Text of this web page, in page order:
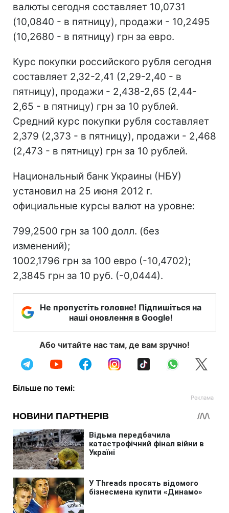
валюты сегодня составляет 10,0731
(10,0840 - в пятницу), продажи - 10,2495
(10,2680 - в пятницу) грн за евро.
Курс покупки российского рубля сегодня
составляет 2,32-2,41 (2,29-2,40 - в
пятницу), продажи - 2,438-2,65 (2,44-
2,65 - в пятницу) грн за 10 рублей.
Средний курс покупки рубля составляет
2,379 (2,373 - в пятницу), продажи - 2,468
(2,473 - в пятницу) грн за 10 рублей.
Национальный банк Украины (НБУ)
установил на 25 июня 2012 г.
официальные курсы валют на уровне:
799,2500 грн за 100 долл. (без
изменений);
1002,1796 грн за 100 евро (-10,4702);
2,3845 грн за 10 руб. (-0,0444).
Не пропустіть головне! Підпишіться на
наші оновлення в Google!
Або читайте нас там, де вам зручно!
Більше по темі: